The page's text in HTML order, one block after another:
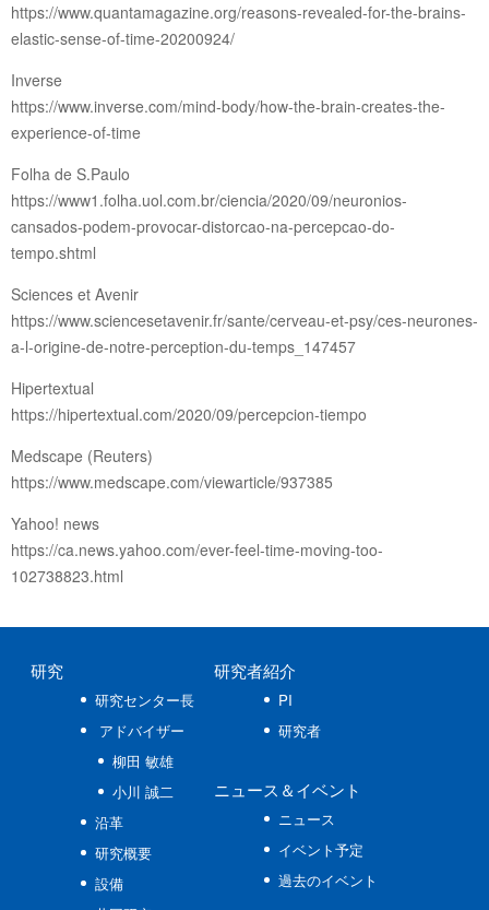
https://www.quantamagazine.org/reasons-revealed-for-the-brains-
elastic-sense-of-time-20200924/
Inverse
https://www.inverse.com/mind-body/how-the-brain-creates-the-
experience-of-time
Folha de S.Paulo
https://www1.folha.uol.com.br/ciencia/2020/09/neuronios-
cansados-podem-provocar-distorcao-na-percepcao-do-
tempo.shtml
Sciences et Avenir
https://www.sciencesetavenir.fr/sante/cerveau-et-psy/ces-neurones-
a-l-origine-de-notre-perception-du-temps_147457
Hipertextual
https://hipertextual.com/2020/09/percepcion-tiempo
Medscape (Reuters)
https://www.medscape.com/viewarticle/937385
Yahoo! news
https://ca.news.yahoo.com/ever-feel-time-moving-too-
102738823.html
研究
研究センター長
アドバイザー
柳田 敏雄
小川 誠二
沿革
研究概要
設備
研究者紹介
PI
研究者
ニュース ＆イベント
ニュース
イベント予定
過去のイベント